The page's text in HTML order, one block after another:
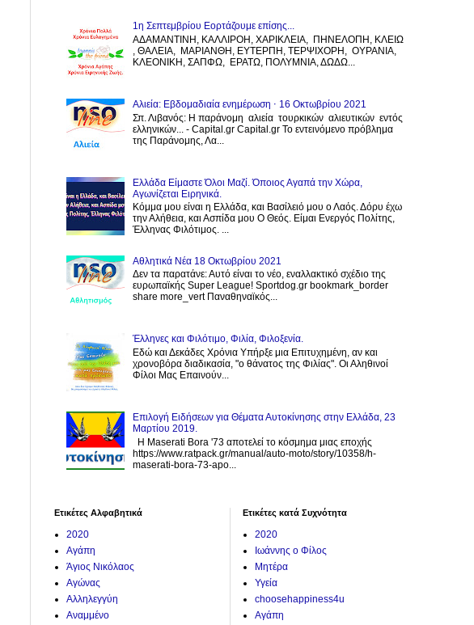
1η Σεπτεμβρίου Εορτάζουμε επίσης...
ΑΔΑΜΑΝΤΙΝΗ, ΚΑΛΛΙΡΟΗ, ΧΑΡΙΚΛΕΙΑ, ΠΗΝΕΛΟΠΗ, ΚΛΕΙΩ
, ΘΑΛΕΙΑ, ΜΑΡΙΑΝΘΗ, ΕΥΤΕΡΠΗ, ΤΕΡΨΙΧΟΡΗ, ΟΥΡΑΝΙΑ,
ΚΛΕΟΝΙΚΗ, ΣΑΠΦΩ, ΕΡΑΤΩ, ΠΟΛΥΜΝΙΑ, ΔΩΔΩ...
Αλιεία: Εβδομαδιαία ενημέρωση ⋅ 16 Οκτωβρίου 2021
Σπ. Λιβανός: Η παράνομη αλιεία τουρκικών αλιευτικών εντός
ελληνικών... - Capital.gr Capital.gr Το εντεινόμενο πρόβλημα
της Παράνομης, Λα...
Ελλάδα Είμαστε Όλοι Μαζί. Όποιος Αγαπά την Χώρα,
Αγωνίζεται Ειρηνικά.
Κόμμα μου είναι η Ελλάδα, και Βασίλειό μου ο Λαός. Δόρυ έχω
την Αλήθεια, και Ασπίδα μου Ο Θεός. Είμαι Ενεργός Πολίτης,
Έλληνας Φιλότιμος. ...
Αθλητικά Νέα 18 Οκτωβρίου 2021
Δεν τα παρατάνε: Αυτό είναι το νέο, εναλλακτικό σχέδιο της
ευρωπαϊκής Super League! Sportdog.gr bookmark_border
share more_vert Παναθηναϊκός...
Έλληνες και Φιλότιμο, Φιλία, Φιλοξενία.
Εδώ και Δεκάδες Χρόνια Υπήρξε μια Επιτυχημένη, αν και
χρονοβόρα διαδικασία, "ο θάνατος της Φιλίας". Οι Αληθινοί
Φίλοι Μας Επαινούν...
Επιλογή Ειδήσεων για Θέματα Αυτοκίνησης στην Ελλάδα, 23
Μαρτίου 2019.
H Maserati Bora '73 αποτελεί το κόσμημα μιας εποχής
https://www.ratpack.gr/manual/auto-moto/story/10358/h-
maserati-bora-73-apo...
Ετικέτες Αλφαβητικά
2020
Αγάπη
Άγιος Νικόλαος
Αγώνας
Αλληλεγγύη
Αναμμένο
Ετικέτες κατά Συχνότητα
2020
Ιωάννης ο Φίλος
Μητέρα
Υγεία
choosehappiness4u
Αγάπη